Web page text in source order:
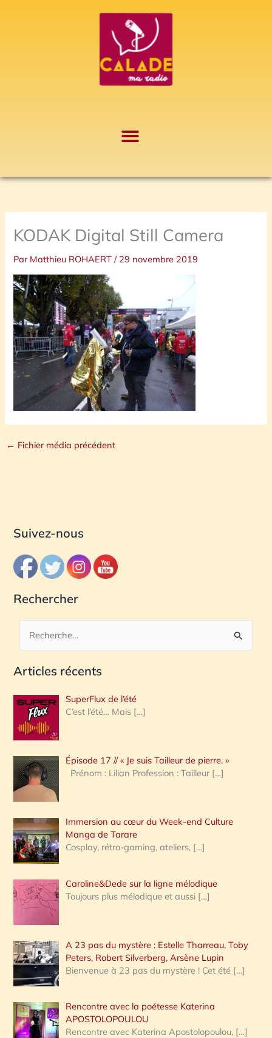
KODAK Digital Still Camera
Par Matthieu ROHAERT/ 29 novembre 2019
← Fichier média précédent
Suivez-nous
Rechercher
c
e
r
c
h
e
:
Articles récents
SuperFlux de l’été
C’est l’été… Mais […]
Épisode 17 // « Je suis Tailleur de pierre. »
Prénom : Lilian Profession : Tailleur […]
Immersion au cœur du Week-end Culture
Manga de Tarare
Cosplay, rétro-gaming, ateliers, […]
Caroline&Dede sur la ligne mélodique
Toujours plus mélodique et aussi […]
A 23 pas du mystère : Estelle Tharreau, Toby
Peters, Robert Silverberg, Arsène Lupin
Bienvenue à 23 pas du mystère ! Cet été […]
Rencontre avec la poétesse Katerina
APOSTOLOPOULOU
Rencontre avec Katerina Apostolopoulou, […]